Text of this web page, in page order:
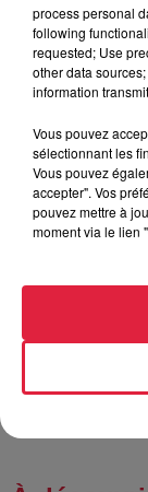
process personal
following
requested; Use
other data
information
Vous pouvez
sélectionnant les
Vous pouvez
accepter". Vos
pouvez mettre à
moment via le lien